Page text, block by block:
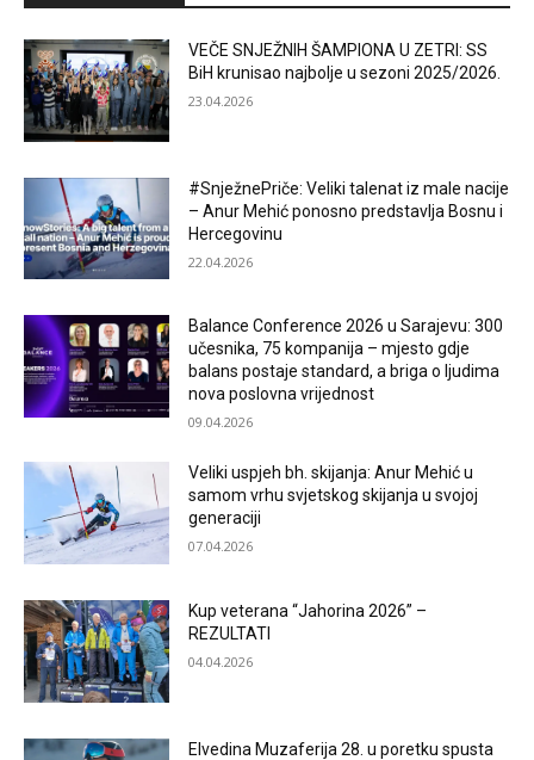
VEČE SNJEŽNIH ŠAMPIONA U ZETRI: SS
BiH krunisao najbolje u sezoni 2025/2026.
23.04.2026
#SnježnePriče: Veliki talenat iz male nacije
– Anur Mehić ponosno predstavlja Bosnu i
Hercegovinu
22.04.2026
Balance Conference 2026 u Sarajevu: 300
učesnika, 75 kompanija – mjesto gdje
balans postaje standard, a briga o ljudima
nova poslovna vrijednost
09.04.2026
Veliki uspjeh bh. skijanja: Anur Mehić u
samom vrhu svjetskog skijanja u svojoj
generaciji
07.04.2026
Kup veterana “Jahorina 2026” –
REZULTATI
04.04.2026
Elvedina Muzaferija 28. u poretku spusta